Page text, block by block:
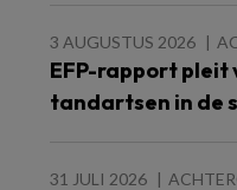
3 AUGUSTUS 2026
EFP-rapport pleit
tandartsen in de
31 JULI 2026